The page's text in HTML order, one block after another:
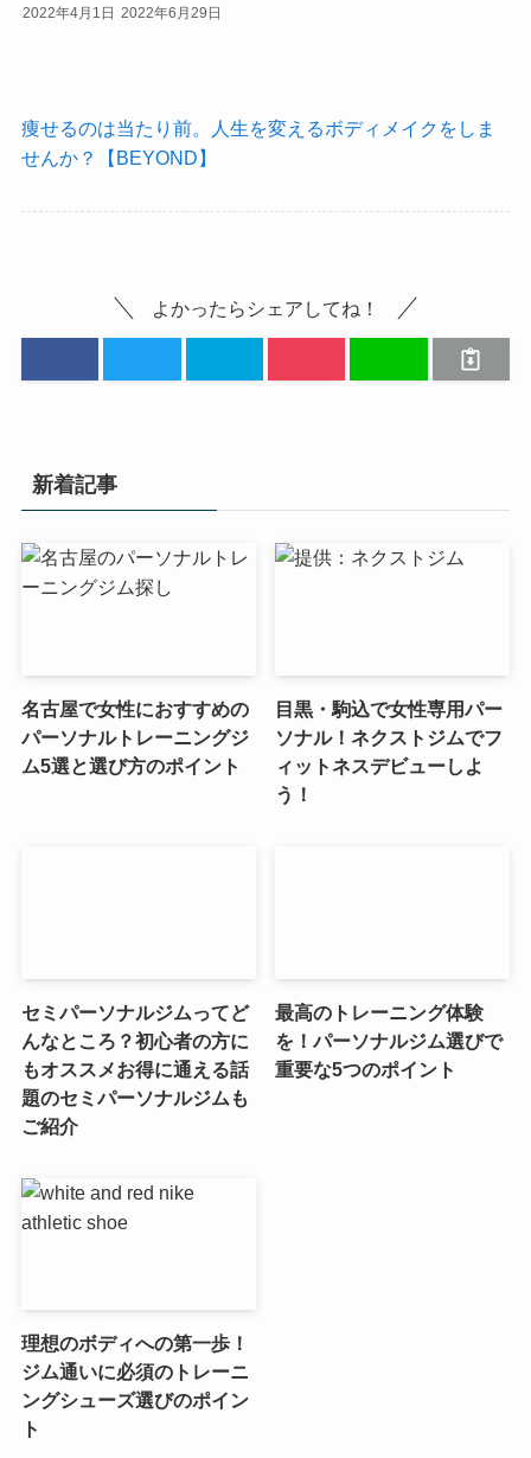
2022年4月1日 2022年6月29日
痩せるのは当たり前。人生を変えるボディメイクをしま
せんか？【BEYOND】
よかったらシェアしてね！
新着記事
名古屋で女性におすすめの
パーソナルトレーニングジ
ム5選と選び方のポイント
目黒・駒込で女性専用パー
ソナル！ネクストジムでフ
ィットネスデビューしよ
う！
セミパーソナルジムってど
んなところ？初心者の方に
もオススメお得に通える話
題のセミパーソナルジムも
ご紹介
最高のトレーニング体験
を！パーソナルジム選びで
重要な5つのポイント
理想のボディへの第一歩！
ジム通いに必須のトレーニ
ングシューズ選びのポイン
ト